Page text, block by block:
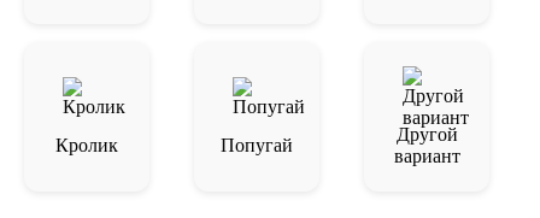
Кролик Попугай
Другой
вариант